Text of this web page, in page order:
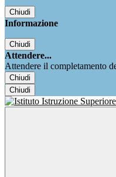
Chiudi
Informazione
Chiudi
Attendere...
Attendere il completamento
Chiudi
Chiudi